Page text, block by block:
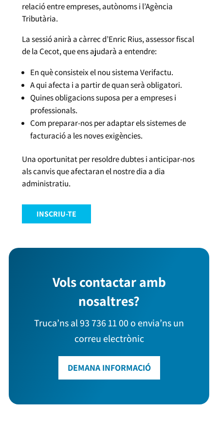
relació entre empreses, autònoms i l’Agència
Tributària.
La sessió anirà a càrrec d’Enric Rius, assessor fiscal
de la Cecot, que ens ajudarà a entendre:
En què consisteix el nou sistema Verifactu.
A qui afecta i a partir de quan serà obligatori.
Quines obligacions suposa per a empreses i
professionals.
Com preparar-nos per adaptar els sistemes de
facturació a les noves exigències.
Una oportunitat per resoldre dubtes i anticipar-nos
als canvis que afectaran el nostre dia a dia
administratiu.
INSCRIU-TE
Vols contactar amb
nosaltres?
Truca’ns al 93 736 11 00 o envia’ns un
correu electrònic
DEMANA INFORMACIÓ